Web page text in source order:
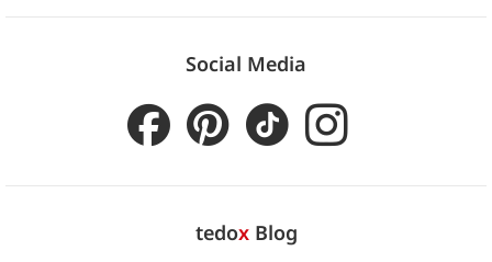
Social Media
tedoxBlog